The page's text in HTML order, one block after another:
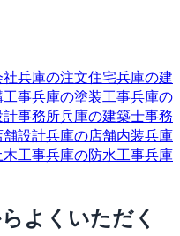
兵庫の注文住宅兵庫の建
工事兵庫の塗装工事兵庫の
事務所兵庫の建築士事務
設計兵庫の店舗内装兵庫
工事兵庫の防水工事兵庫
よくいただく